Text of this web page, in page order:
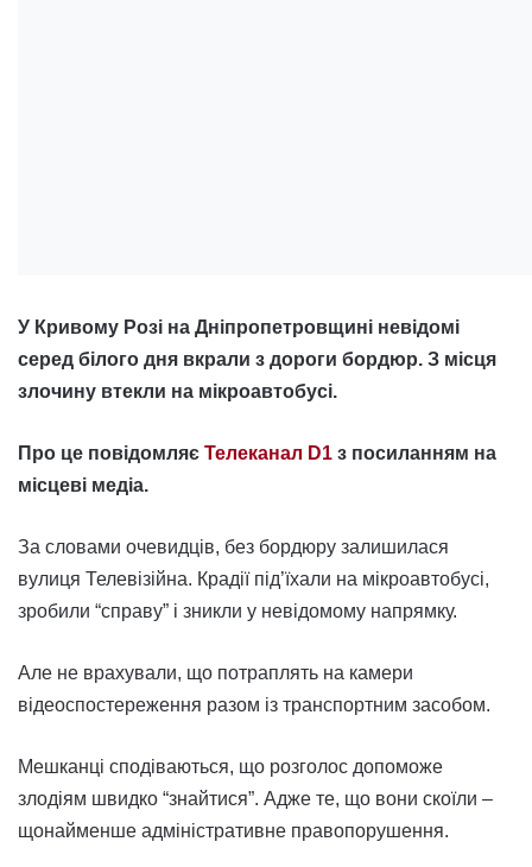
У Кривому Розі на Дніпропетровщині невідомі
серед білого дня вкрали з дороги бордюр. З місця
злочину втекли на мікроавтобусі.
Про це повідомляє Телеканал D1 з посиланням на
місцеві медіа.
За словами очевидців, без бордюру залишилася
вулиця Телевізійна. Крадії під’їхали на мікроавтобусі,
зробили “справу” і зникли у невідомому напрямку.
Але не врахували, що потраплять на камери
відеоспостереження разом із транспортним засобом.
Мешканці сподіваються, що розголос допоможе
злодіям швидко “знайтися”. Адже те, що вони скоїли –
щонайменше адміністративне правопорушення.